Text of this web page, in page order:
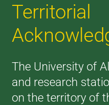
Territorial
The University of
and research
on the territory of